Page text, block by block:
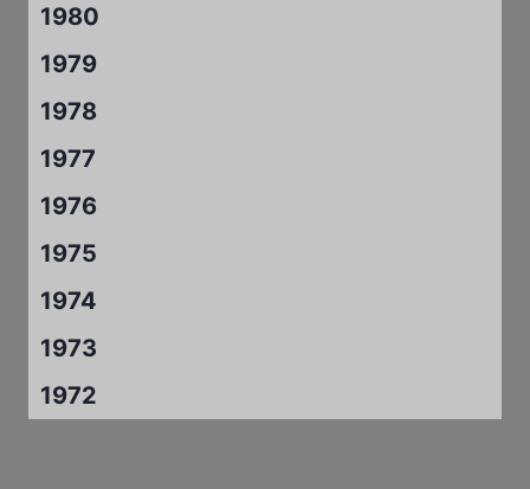
1980
1979
1978
1977
1976
1975
1974
1973
1972